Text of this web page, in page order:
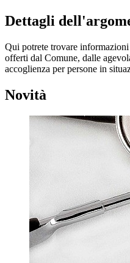
Dettagli
Qui potrete trovare
offerti dal Comune, dalle
accoglienza per persone in
Novità